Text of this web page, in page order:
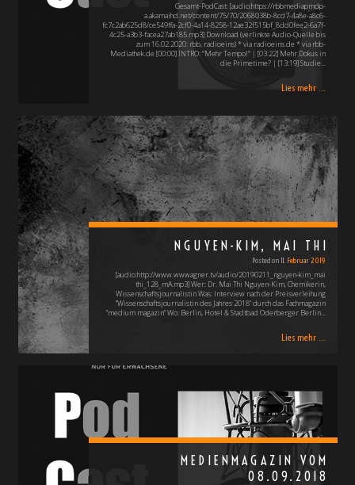
Gesamt-PodCast: [audio:https://rbbmediapmdp-
a.akamaihd.net/content/75/70/2068038b-8cd7-4a8e-a8c6-
fc7c2ab625d8/ce549ffa-2cf0-4a14-8258-12ae32f515bf_8dd0fee2-6a7f-
4c25-a3b3-facea27ab185.mp3] Download (verlinkte Audio-Quelle bis
zum 16.02.2020: rbb, radioeins) * via radioeins.de * via rbb-
Mediathek.de [00:00] INTRO: “Mehr Tempo!” | [03:22] Mehr Dokus in
die Primetime? | [13:19] Studie…
Lies mehr ...
NGUYEN-KIM, MAI THI
Posted on 11. Februar 2019
[audio:http://www.wwwagner.tv/audio/20190211_nguyen-kim_mai
thi_128_mA.mp3] Wer: Dr. Mai Thi Nguyen-Kim, Chemikerin,
Wissenschaftsjournalistin Was: Interview nach der Preisverleihung
"Wissenschaftsjournalistin des Jahres 2018" durch das Fachmagazin
"medium magazin" Wo: Berlin, Hotel & Stadtbad Oderberger Berlin…
Lies mehr ...
MEDIENMAGAZIN VOM
08.09.2018